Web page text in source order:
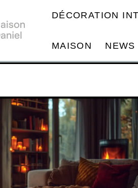
DÉCORATION
MAISON NEWS